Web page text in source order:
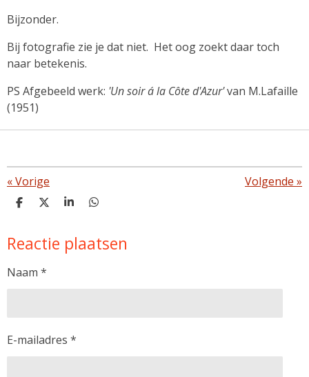
Bijzonder.
Bij fotografie zie je dat niet. Het oog zoekt daar toch
naar betekenis.
PS Afgebeeld werk: 'Un soir á la Côte d'Azur'van M.Lafaille
(1951)
«Vorige Volgende »
D
e
n
D
l
S
r
e
D
e
n
Reactie plaatsen
Naam *
E-mailadres *